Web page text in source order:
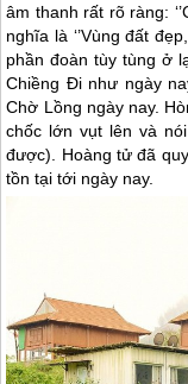
âm thanh rất rõ ràng:
nghĩa là ‘’Vùng đất
phần đoàn tùy tùng ở
Chiềng Đi như ngày
Chờ Lồng ngày nay.
chốc lớn vụt lên và
được). Hoàng tử đã
tồn tại tới ngày nay.